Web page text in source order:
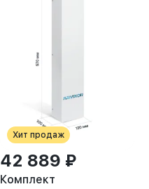
Хит продаж
42 889 ₽
Комплект